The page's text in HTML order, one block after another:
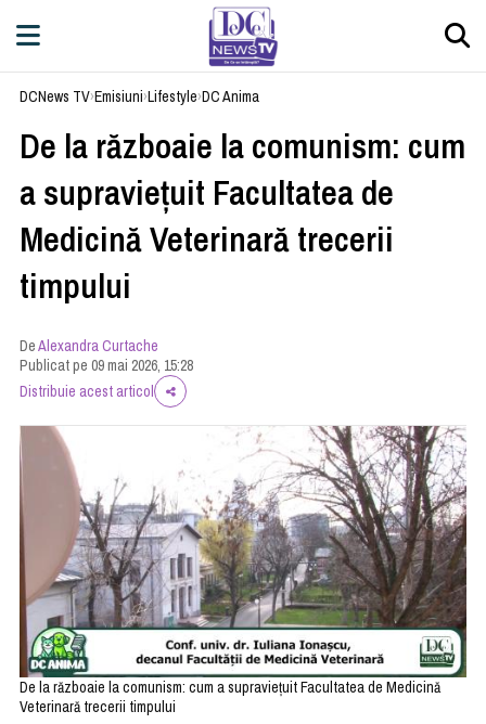
DCNews TV›Emisiuni›Lifestyle›DC Anima
De la războaie la comunism: cum
a supraviețuit Facultatea de
Medicină Veterinară trecerii
timpului
DeAlexandra Curtache
Publicat pe 09 mai 2026, 15:28
Distribuie acest articol
De la războaie la comunism: cum a supraviețuit Facultatea de Medicină
Veterinară trecerii timpului